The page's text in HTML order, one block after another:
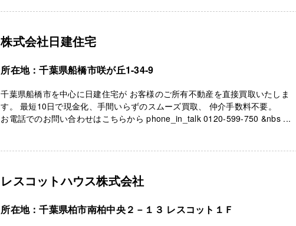
株式会社日建住宅
所在地：千葉県船橋市咲が丘1-34-9
千葉県船橋市を中心に日建住宅が お客様のご所有不動産を直接買取いたしま
す。 最短10日で現金化、手間いらずのスムーズ買取、 仲介手数料不要。
お電話でのお問い合わせはこちらから phone_in_talk 0120-599-750 &nbs ...
レスコットハウス株式会社
所在地：千葉県柏市南柏中央２－１３ レスコット１Ｆ